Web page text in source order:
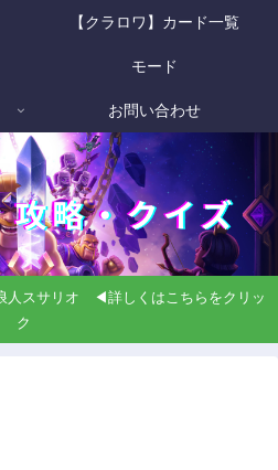
【クラロワ】カード一覧
モード
お問い合わせ
人スサリオ ◀詳しくはこちらをクリッ
ク